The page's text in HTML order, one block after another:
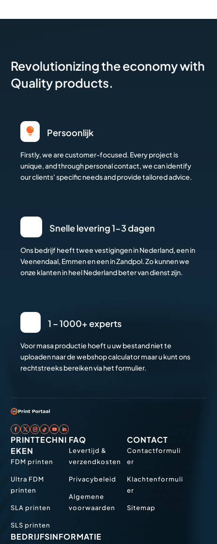
Revolutionizing the economy with
Quality products.
 Persoonlijk
Firstly, we are customer-focused. Every project is
unique, and through personal contact, we can identify
our clients' specific needs and provide tailored advice.
Snelle levering 1-3 dagen
Ons bedrijf heeft twee vestigingen in Nederland, een in
Veenendaal, Emmen en een in Zandpol. Zo kunnen we
onze klanten in heel Nederland beter van dienst zijn.
1 – 1000+ experts
Voor masa productie hoeft u uw bestand niet te
uploaden naar de webshop calculator maar u kunt ons
rechtstreeks bereiken via het formulier.
PRINTTECHNI
EKEN
FDM printen
Ultra FDM
printen
SLA printen
SLS printen
FAQ
Levertijd &
verzendkosten
Privacybeleid
Algemene
voorwaarden
CONTACT
Contactformuli
er
Klachtenformuli
er
Sitemap
BEDRIJFSINFORMATIE